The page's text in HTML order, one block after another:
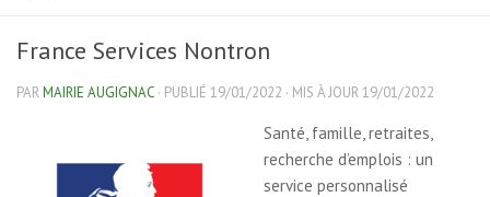
France Services Nontron
PARMAIRIE AUGIGNAC · PUBLIÉ 19/01/2022 · MIS À JOUR19/01/2022
Santé, famille, retraites,
recherche d’emplois : un
service personnalisé